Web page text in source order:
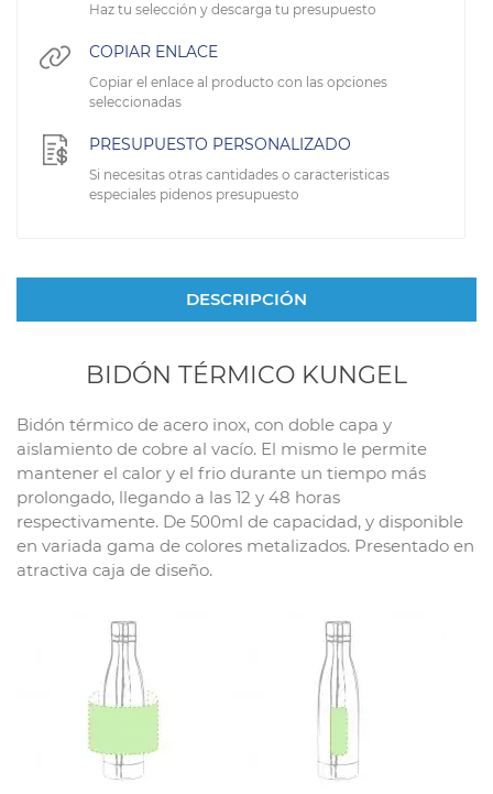
Haz tu selección y descarga tu presupuesto
COPIAR ENLACE
Copiar el enlace al producto con las opciones
seleccionadas
PRESUPUESTO PERSONALIZADO
Si necesitas otras cantidades o caracteristicas
especiales pidenos presupuesto
DESCRIPCIÓN
BIDÓN TÉRMICO KUNGEL
Bidón térmico de acero inox, con doble capa y
aislamiento de cobre al vacío. El mismo le permite
mantener el calor y el frio durante un tiempo más
prolongado, llegando a las 12 y 48 horas
respectivamente. De 500ml de capacidad, y disponible
en variada gama de colores metalizados. Presentado en
atractiva caja de diseño.